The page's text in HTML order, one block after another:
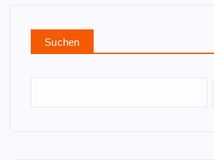
Suchen